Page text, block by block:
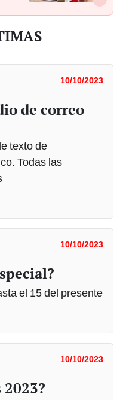
10/10/2023
de correo
texto de
Todas las
10/10/2023
el 15 del presente
10/10/2023
2023?